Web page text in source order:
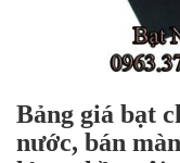
Bảng giá bạt
nước, bán